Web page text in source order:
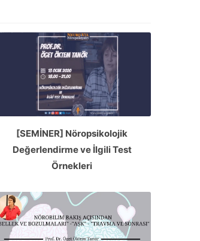
[SEMİNER] Nöropsikolojik
Değerlendirme ve İlgili Test
Örnekleri